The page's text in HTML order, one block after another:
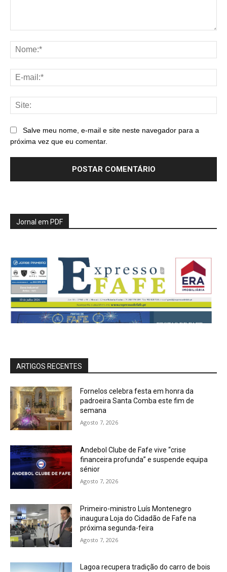
Salve meu nome, e-mail e site neste navegador para a
próxima vez que eu comentar.
Jornal em PDF
ARTIGOS RECENTES
Fornelos celebra festa em honra da
padroeira Santa Comba este fim de
semana
Agosto 7, 2026
Andebol Clube de Fafe vive “crise
financeira profunda” e suspende equipa
sénior
Agosto 7, 2026
Primeiro-ministro Luís Montenegro
inaugura Loja do Cidadão de Fafe na
próxima segunda-feira
Agosto 7, 2026
Lagoa recupera tradição do carro de bois